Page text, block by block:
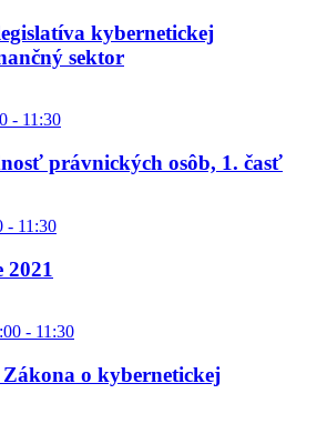
kybernetickej
sektor
- 11:30
právnických osôb, 1. časť
- 11:30
- 11:30
Zákona o kybernetickej